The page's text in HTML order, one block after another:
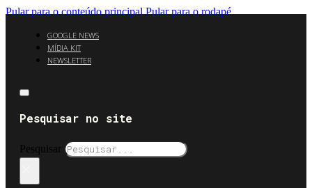
Pular para o conteúdo principal Pular para o rodapé
GOOGLE NEWS
MÍDIA KIT
NEWSLETTER
Pesquisar no site
Pesquisar